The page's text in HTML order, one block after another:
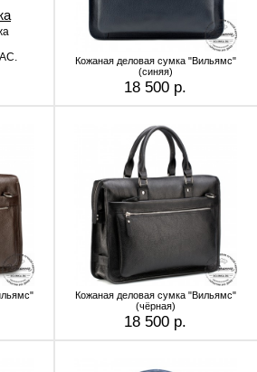
Кожаная деловая сумка "Вильямс"
(синяя)
18 500 р.
Кожаная деловая сумка "Вильямс"
(чёрная)
18 500 р.